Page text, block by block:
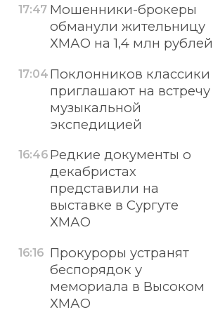
17:47 Мошенники-брокеры
обманули жительницу
ХМАО на 1,4 млн рублей
17:04 Поклонников классики
приглашают на встречу
музыкальной
экспедицией
16:46 Редкие документы о
декабристах
представили на
выставке в Сургуте
ХМАО
16:16 Прокуроры устранят
беспорядок у
мемориала в Высоком
ХМАО